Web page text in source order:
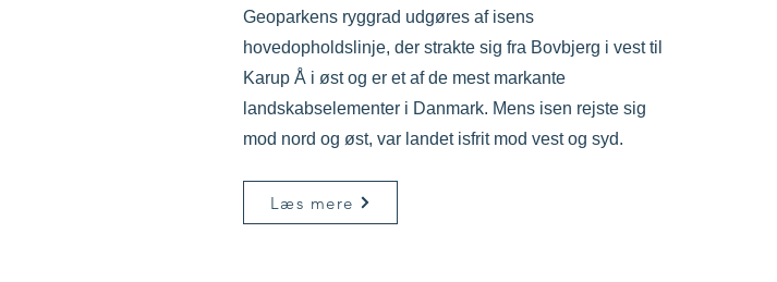
Geoparkens ryggrad udgøres af isens
hovedopholdslinje, der strakte sig fra Bovbjerg i vest til
Karup Å i øst og er et af de mest markante
landskabselementer i Danmark. Mens isen rejste sig
mod nord og øst, var landet isfrit mod vest og syd.
Læs mere